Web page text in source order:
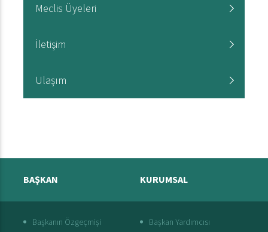
Meclis Üyeleri
İletişim
Ulaşım
BAŞKAN
Başkanın Özgeçmişi
KURUMSAL
Başkan Yardımcısı